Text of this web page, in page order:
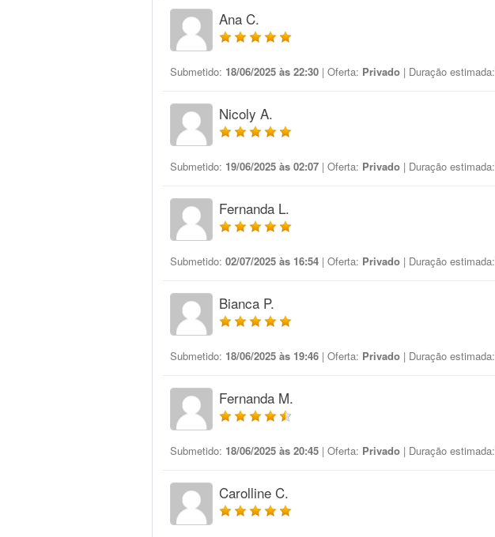
Ana C.
Submetido: 18/06/2025 às 22:30 | Oferta: Privado | Duração estimada:
Nicoly A.
Submetido: 19/06/2025 às 02:07 | Oferta: Privado | Duração estimada:
Fernanda L.
Submetido: 02/07/2025 às 16:54 | Oferta: Privado | Duração estimada:
Bianca P.
Submetido: 18/06/2025 às 19:46 | Oferta: Privado | Duração estimada:
Fernanda M.
Submetido: 18/06/2025 às 20:45 | Oferta: Privado | Duração estimada:
Carolline C.